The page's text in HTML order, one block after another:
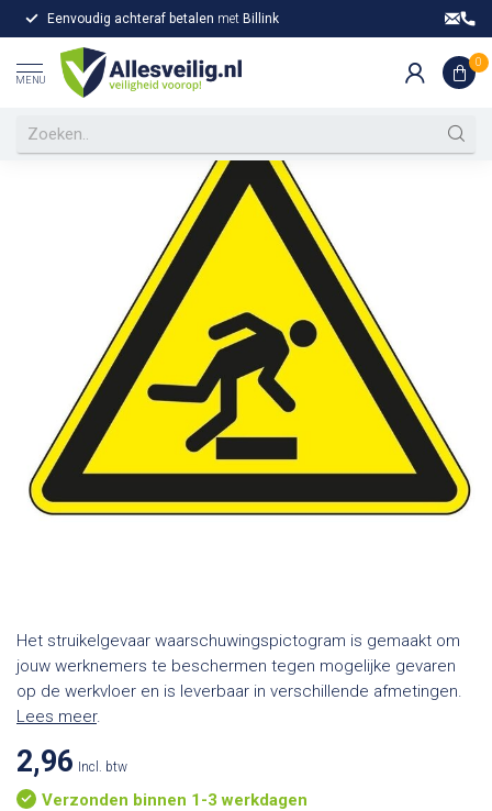
Eenvoudig achteraf betalen met Billink
MENU
0
Home / Struikelgevaar
Struikelgevaar
Het struikelgevaar waarschuwingspictogram is gemaakt om
jouw werknemers te beschermen tegen mogelijke gevaren
op de werkvloer en is leverbaar in verschillende afmetingen.
Lees meer.
2,96 Incl. btw
Verzonden binnen 1-3 werkdagen